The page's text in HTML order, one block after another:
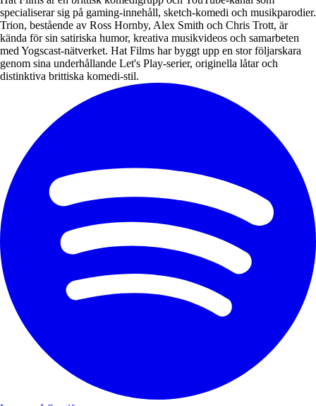
specialiserar sig på gaming-innehåll, sketch-komedi och musikparodier.
Trion, bestående av Ross Hornby, Alex Smith och Chris Trott, är
kända för sin satiriska humor, kreativa musikvideos och samarbeten
med Yogscast-nätverket. Hat Films har byggt upp en stor följarskara
genom sina underhållande Let's Play-serier, originella låtar och
distinktiva brittiska komedi-stil.